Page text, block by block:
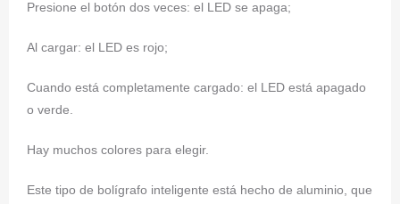
Presione el botón dos veces: el LED se apaga;
Al cargar: el LED es rojo;
Cuando está completamente cargado: el LED está apagado
o verde.
Hay muchos colores para elegir.
Este tipo de bolígrafo inteligente está hecho de aluminio, que